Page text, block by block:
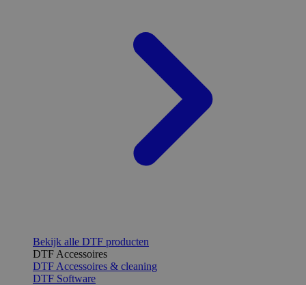
Bekijk alle DTF producten
DTF Accessoires
DTF Accessoires & cleaning
DTF Software